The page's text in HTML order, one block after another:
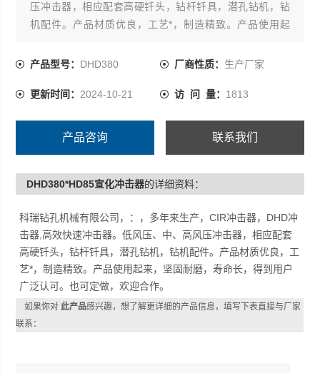
压冲击器，相应配套高硬钎头，钻杆钎具，潜孔钻机，钻
机配件。产品材质优良，工艺*，制造精致。产品使用起
欢迎合作。
产品型号： DHD380 厂商性质： 生产厂家
更新时间： 2024-10-21 访 问 量： 1813
产品咨询 联系我们
DHD380*HD85宣化冲击器的详细资料：
科瑞钻孔机械有限公司，：，多年来生产，CIR冲击器，DHD冲
击器,高效快速冲击器。低风压、中、高风压冲击器，相应配套
高硬钎头，钻杆钎具，潜孔钻机，钻机配件。产品材质优良，工
艺*，制造精致。产品使用起来，坚固耐磨，寿命长，得到用户
广泛认可。也可定做，欢迎合作。
如果你对此产品感兴趣，想了解更详细的产品信息，填写下表直接与厂家
联系：